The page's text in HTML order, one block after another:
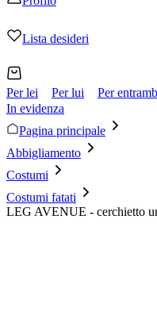
Lista desideri
Per lei Per lui Per
In evidenza
Pagina principale
Abbigliamento
Costumi
Costumi fatati
LEG AVENUE - cerchietto